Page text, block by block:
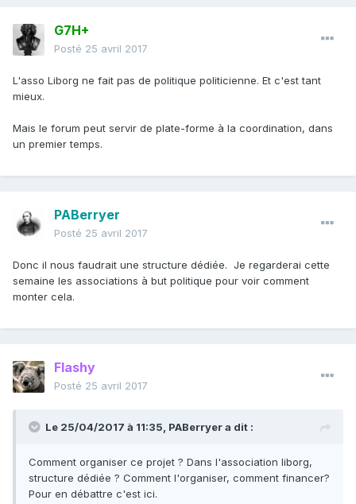
G7H+
Posté 25 avril 2017
L'asso Liborg ne fait pas de politique politicienne. Et c'est tant
mieux.
Mais le forum peut servir de plate-forme à la coordination, dans
un premier temps.
PABerryer
Posté 25 avril 2017
Donc il nous faudrait une structure dédiée. Je regarderai cette
semaine les associations à but politique pour voir comment
monter cela.
Flashy
Posté 25 avril 2017
Le 25/04/2017 à 11:35, PABerryera dit :
Comment organiser ce projet ? Dans l'association liborg,
structure dédiée ? Comment l'organiser, comment financer?
Pour en débattre c'est ici.